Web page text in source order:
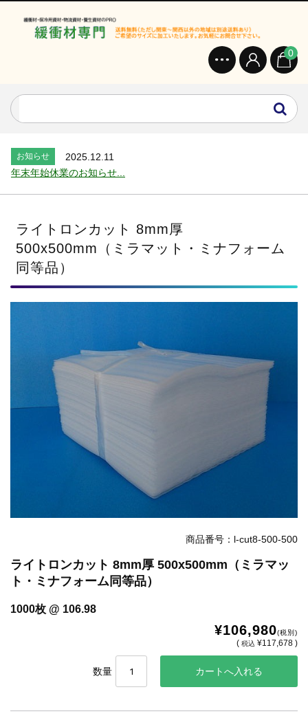
0
オンラインショップを開設いたしました。...
お知らせ
2026.7.24
お知らせ
2025.12.11
年末年始休業のお知らせ...
お知らせ
2024.2.27
全国へ確実・迅速に納品...
お知らせ
2024.2.27
オンラインショップを開設いたしました。...
お知らせ
2026.7.24
2026年 夏季休業のお知らせ...
2025.8.4
夏季休業のお知らせ...
2024.2.27
全国へ確実・迅速に納品...
2024.2.27
オンラインショップを開設いたしました。...
ライトロンカット 8mm厚
500x500mm（ミラマット・ミナフォーム
同等品）
商品番号：l-cut8-500-500
ライトロンカット 8mm厚 500x500mm（ミラマッ
ト・ミナフォーム同等品）
1000枚 @ 106.98
¥106,980(税別)
(税込 ¥117,678 )
数量